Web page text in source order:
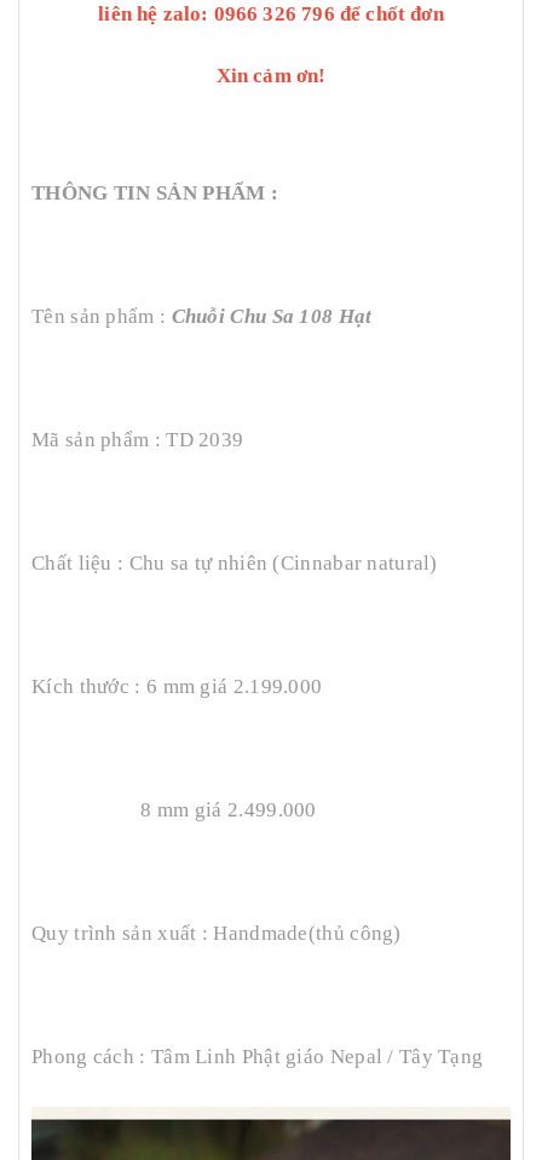
liên hệ zalo: 0966 326 796 để chốt đơn
Xin cảm ơn!
THÔNG TIN SẢN PHẨM :
Tên sản phẩm : Chuỗi Chu Sa 108 Hạt
Mã sản phẩm : TD 2039
Chất liệu : Chu sa tự nhiên (Cinnabar natural)
Kích thước : 6 mm giá 2.199.000
8 mm giá 2.499.000
Quy trình sản xuất : Handmade(thủ công)
Phong cách : Tâm Linh Phật giáo Nepal / Tây Tạng